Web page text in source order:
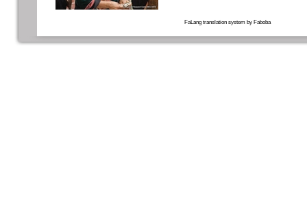
FaLang translation system by Faboba